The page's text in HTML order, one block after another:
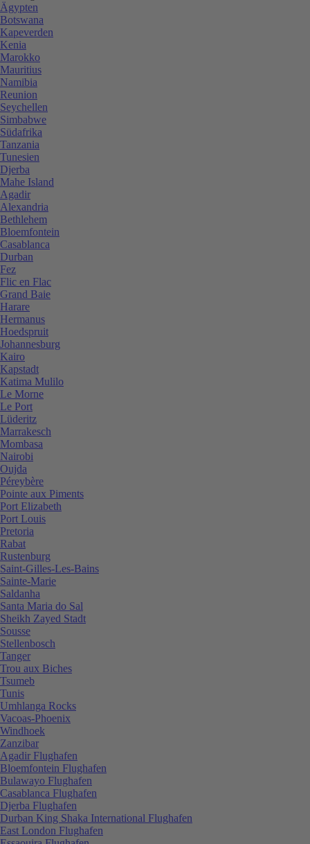
Ägypten
Botswana
Kapeverden
Kenia
Marokko
Mauritius
Namibia
Reunion
Seychellen
Simbabwe
Südafrika
Tanzania
Tunesien
Djerba
Mahe Island
Agadir
Alexandria
Bethlehem
Bloemfontein
Casablanca
Durban
Fez
Flic en Flac
Grand Baie
Harare
Hermanus
Hoedspruit
Johannesburg
Kairo
Kapstadt
Katima Mulilo
Le Morne
Le Port
Lüderitz
Marrakesch
Mombasa
Nairobi
Oujda
Péreybère
Pointe aux Piments
Port Elizabeth
Port Louis
Pretoria
Rabat
Rustenburg
Saint-Gilles-Les-Bains
Sainte-Marie
Saldanha
Santa Maria do Sal
Sheikh Zayed Stadt
Sousse
Stellenbosch
Tanger
Trou aux Biches
Tsumeb
Tunis
Umhlanga Rocks
Vacoas-Phoenix
Windhoek
Zanzibar
Agadir Flughafen
Bloemfontein Flughafen
Bulawayo Flughafen
Casablanca Flughafen
Djerba Flughafen
Durban King Shaka International Flughafen
East London Flughafen